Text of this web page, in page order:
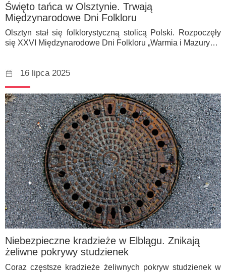
Święto tańca w Olsztynie. Trwają
Międzynarodowe Dni Folkloru
Olsztyn stał się folklorystyczną stolicą Polski. Rozpoczęły
się XXVI Międzynarodowe Dni Folkloru „Warmia i Mazury…
16 lipca 2025
Niebezpieczne kradzieże w Elblągu. Znikają
żeliwne pokrywy studzienek
Coraz częstsze kradzieże żeliwnych pokryw studzienek w